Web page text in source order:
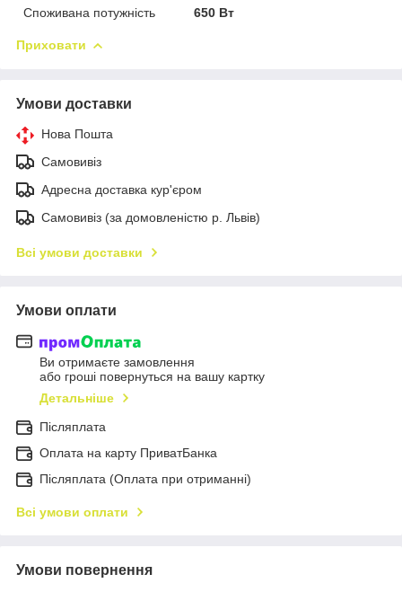
Споживана потужність
650 Вт
Приховати
Умови доставки
Нова Пошта
Самовивіз
Адресна доставка кур'єром
Самовивіз (за домовленістю р. Львів)
Всі умови доставки
Умови оплати
Ви отримаєте замовлення
або гроші повернуться на вашу картку
Детальніше
Післяплата
Оплата на карту ПриватБанка
Післяплата (Оплата при отриманні)
Всі умови оплати
Умови повернення